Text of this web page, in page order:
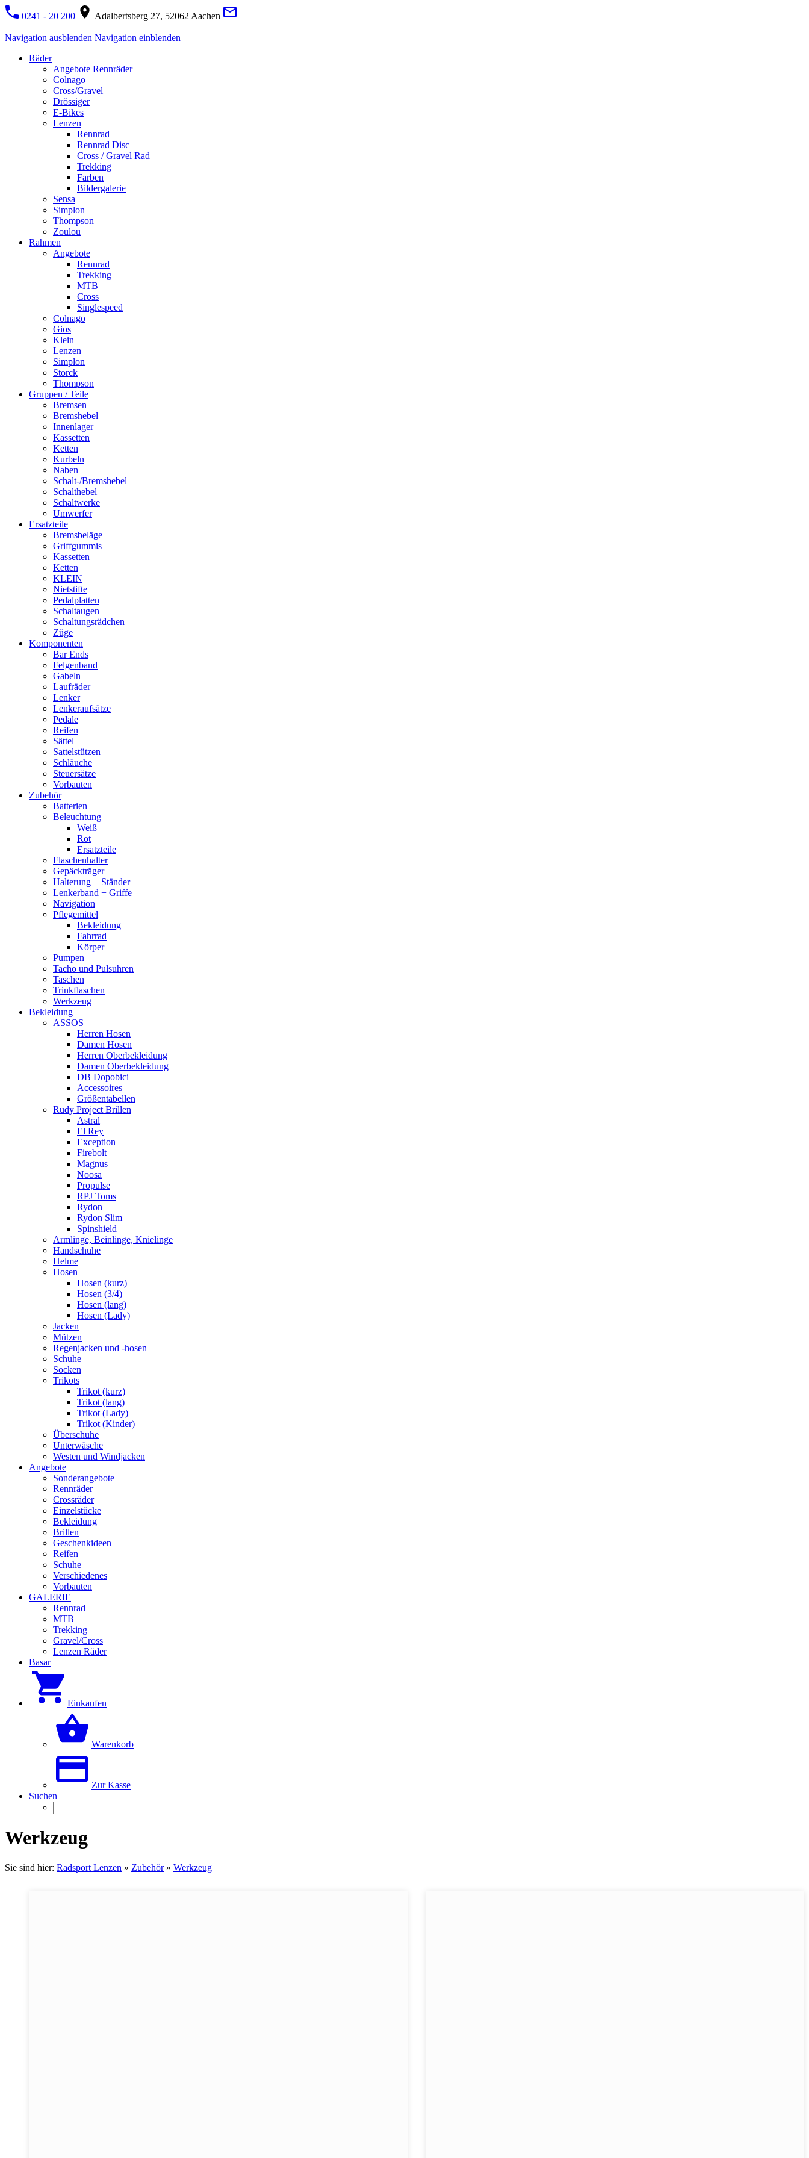
0241 - 20 200 Adalbertsberg 27, 52062 Aachen
Navigation ausblenden Navigation einblenden
Räder
Angebote Rennräder
Colnago
Cross/Gravel
Drössiger
E-Bikes
Lenzen
Rennrad
Rennrad Disc
Cross / Gravel Rad
Trekking
Farben
Bildergalerie
Sensa
Simplon
Thompson
Zoulou
Rahmen
Angebote
Rennrad
Trekking
MTB
Cross
Singlespeed
Colnago
Gios
Klein
Lenzen
Simplon
Storck
Thompson
Gruppen / Teile
Bremsen
Bremshebel
Innenlager
Kassetten
Ketten
Kurbeln
Naben
Schalt-/Bremshebel
Schalthebel
Schaltwerke
Umwerfer
Ersatzteile
Bremsbeläge
Griffgummis
Kassetten
Ketten
KLEIN
Nietstifte
Pedalplatten
Schaltaugen
Schaltungsrädchen
Züge
Komponenten
Bar Ends
Felgenband
Gabeln
Laufräder
Lenker
Lenkeraufsätze
Pedale
Reifen
Sättel
Sattelstützen
Schläuche
Steuersätze
Vorbauten
Zubehör
Batterien
Beleuchtung
Weiß
Rot
Ersatzteile
Flaschenhalter
Gepäckträger
Halterung + Ständer
Lenkerband + Griffe
Navigation
Pflegemittel
Bekleidung
Fahrrad
Körper
Pumpen
Tacho und Pulsuhren
Taschen
Trinkflaschen
Werkzeug
Bekleidung
ASSOS
Herren Hosen
Damen Hosen
Herren Oberbekleidung
Damen Oberbekleidung
DB Dopobici
Accessoires
Größentabellen
Rudy Project Brillen
Astral
El Rey
Exception
Firebolt
Magnus
Noosa
Propulse
RPJ Toms
Rydon
Rydon Slim
Spinshield
Armlinge, Beinlinge, Knielinge
Handschuhe
Helme
Hosen
Hosen (kurz)
Hosen (3/4)
Hosen (lang)
Hosen (Lady)
Jacken
Mützen
Regenjacken und -hosen
Schuhe
Socken
Trikots
Trikot (kurz)
Trikot (lang)
Trikot (Lady)
Trikot (Kinder)
Überschuhe
Unterwäsche
Westen und Windjacken
Angebote
Sonderangebote
Rennräder
Crossräder
Einzelstücke
Bekleidung
Brillen
Geschenkideen
Reifen
Schuhe
Verschiedenes
Vorbauten
GALERIE
Rennrad
MTB
Trekking
Gravel/Cross
Lenzen Räder
Basar
Einkaufen
Warenkorb
Zur Kasse
Suchen
Werkzeug
Sie sind hier: Radsport Lenzen » Zubehör» Werkzeug